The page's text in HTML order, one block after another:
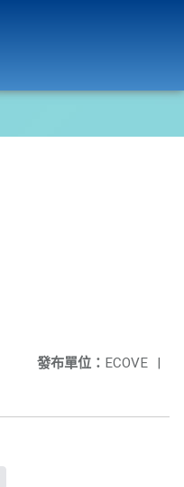
發布單位： ECOVE |